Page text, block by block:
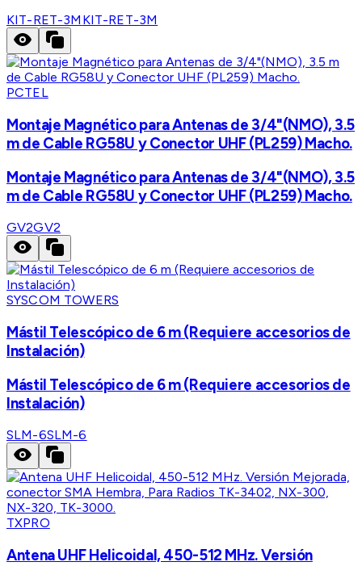
KIT-RET-3M KIT-RET-3M
PCTEL
Montaje Magnético para Antenas de 3/4"(NMO), 3.5
m de Cable RG58U y Conector UHF (PL259) Macho.
Montaje Magnético para Antenas de 3/4"(NMO), 3.5
m de Cable RG58U y Conector UHF (PL259) Macho.
GV2GV2
SYSCOM TOWERS
Mástil Telescópico de 6 m (Requiere accesorios de
Instalación)
Mástil Telescópico de 6 m (Requiere accesorios de
Instalación)
SLM-6SLM-6
TXPRO
Antena UHF Helicoidal, 450-512 MHz. Versión